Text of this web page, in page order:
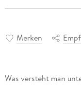
Merken
Was versteht man